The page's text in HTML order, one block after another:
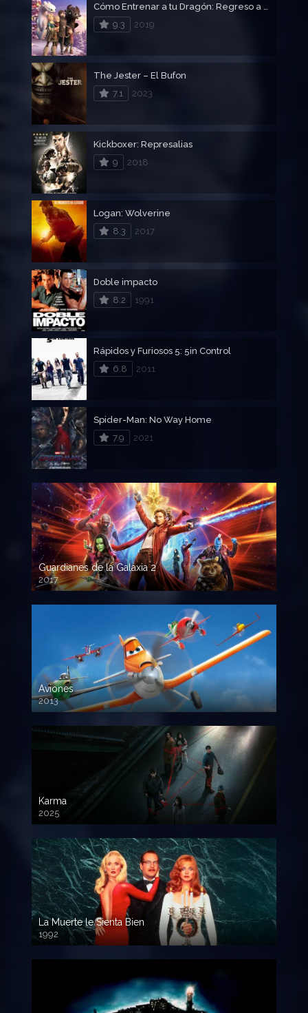
Cómo Entrenar a tu Dragón: Regreso a Casa
9.3
2019
The Jester – El Bufon
7.1
2023
Kickboxer: Represalias
9
2018
Logan: Wolverine
8.3
2017
Doble impacto
8.2
1991
Rápidos y Furiosos 5: 5in Control
6.8
2011
Spider-Man: No Way Home
7.9
2021
Guardianes de la Galaxia 2
2017
720p HD
Aviones
2013
720 HD
Karma
2025
La Muerte le Sienta Bien
1992
720p HD